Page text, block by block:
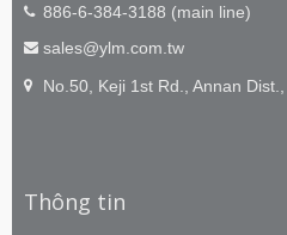
886-6-384-3188 (main line)
sales@ylm.com.tw
No.50, Keji 1st Rd., Annan
Thông tin